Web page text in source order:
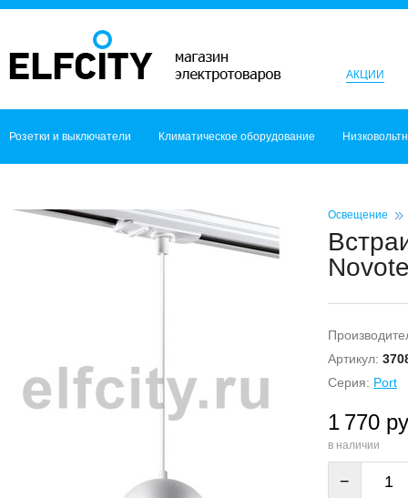
АКЦИИ
Розетки и выключатели Климатическое оборудование
Освещение
Артикул:
Серия: Port
1 770
в наличии
−